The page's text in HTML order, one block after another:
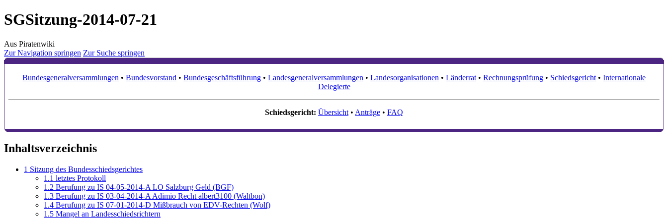
SGSitzung-2014-07-21
Aus Piratenwiki
Zur Navigation springen Zur Suche springen
Bundesgeneralversammlungen • Bundesvorstand • Bundesgeschäftsführung • Landesgeneralversammlungen • Landesorganisationen • Länderrat • Rechnungsprüfung • Schiedsgericht • Internationale
Delegierte
Schiedsgericht: Übersicht • Anträge • FAQ
Inhaltsverzeichnis
1 Sitzung des Bundesschiedsgerichtes
1.1 letztes Protokoll
1.2 Berufung zu IS 04-05-2014-A LO Salzburg Geld (BGF)
1.3 Berufung zu IS 03-04-2014-A Adimio Recht albert3100 (Waltbon)
1.4 Berufung zu IS 07-01-2014-D Mißbrauch von EDV-Rechten (Wolf)
1.5 Mangel an Landesschiedsrichtern